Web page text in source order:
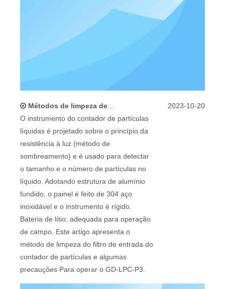
Métodos de limpeza de filtro de entrada de partículas líquidas portáteis e precauções
O instrumento do contador de partículas
líquidas é projetado sobre o princípio da
resistência à luz (método de
sombreamento) e é usado para detectar
o tamanho e o número de partículas no
líquido. Adotando estrutura de alumínio
fundido, o painel é feito de 304 aço
inoxidável e o instrumento é rígido.
Bateria de lítio, adequada para operação
de campo. Este artigo apresenta o
método de limpeza do filtro de entrada do
contador de partículas e algumas
precauções Para operar o GD-LPC-P3.
2023-10-20